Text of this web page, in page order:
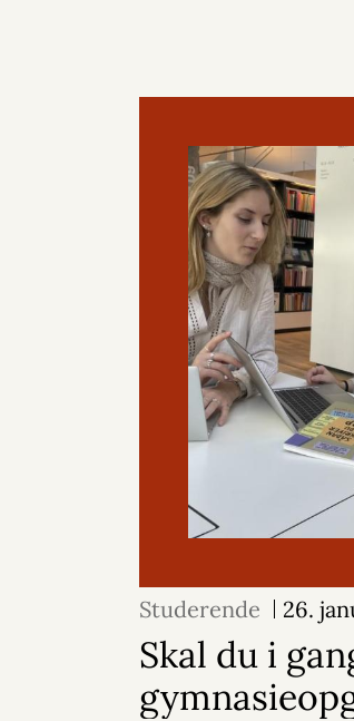
Studerende 26.
Skal du i